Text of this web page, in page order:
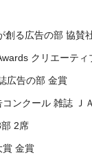
創る広告の部 協賛
クリエーテ
広告の部 金賞
ンクール 雑誌 Ｊ
2席
賞 金賞